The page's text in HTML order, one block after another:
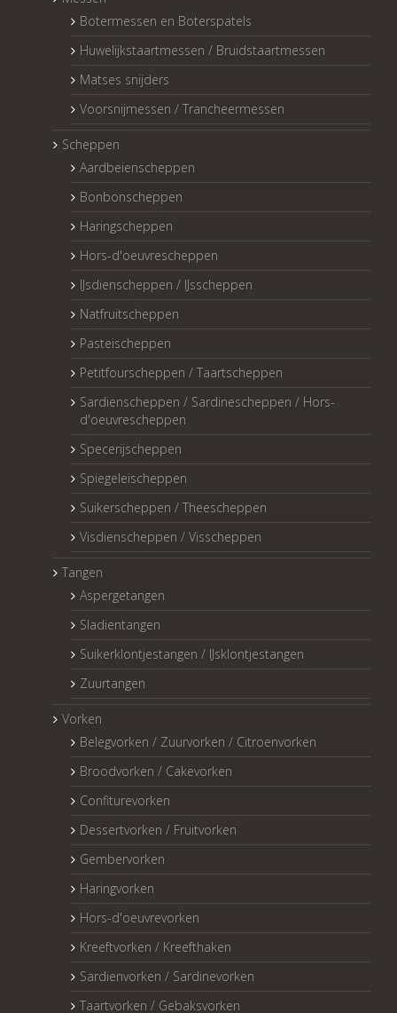
Botermessen en Boterspatels
Huwelijkstaartmessen / Bruidstaartmessen
Matses snijders
Voorsnijmessen / Trancheermessen
Scheppen
Aardbeienscheppen
Bonbonscheppen
Haringscheppen
Hors-d'oeuvrescheppen
IJsdienscheppen / IJsscheppen
Natfruitscheppen
Pasteischeppen
Petitfourscheppen / Taartscheppen
Sardienscheppen / Sardinescheppen / Hors-
d'oeuvrescheppen
Specerijscheppen
Spiegeleischeppen
Suikerscheppen / Theescheppen
Visdienscheppen / Visscheppen
Tangen
Aspergetangen
Sladientangen
Suikerklontjestangen / IJsklontjestangen
Zuurtangen
Vorken
Belegvorken / Zuurvorken / Citroenvorken
Broodvorken / Cakevorken
Confiturevorken
Dessertvorken / Fruitvorken
Gembervorken
Haringvorken
Hors-d'oeuvrevorken
Kreeftvorken / Kreefthaken
Sardienvorken / Sardinevorken
Taartvorken / Gebaksvorken